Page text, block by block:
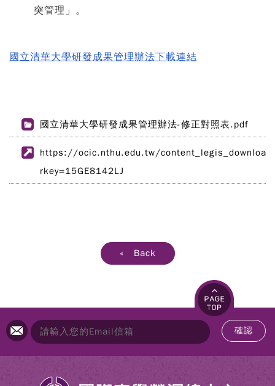
突管理」。
國立清華大學研發成果管理辦法下載連結
國立清華大學研發成果管理辦法-修正對照表.pdf
https://ocic.nthu.edu.tw/
rkey=15GE8142LJ
« Back
確認